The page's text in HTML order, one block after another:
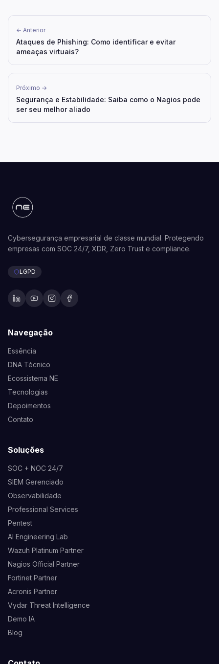
← Anterior
Ataques de Phishing: Como identificar e evitar
ameaças virtuais?
Próximo →
Segurança e Estabilidade: Saiba como o Nagios pode
ser seu melhor aliado
Cybersegurança empresarial de classe mundial. Protegendo
empresas com SOC 24/7, XDR, Zero Trust e compliance.
LGPD
Navegação
Essência
DNA Técnico
Ecossistema NE
Tecnologias
Depoimentos
Contato
Soluções
SOC + NOC 24/7
SIEM Gerenciado
Observabilidade
Professional Services
Pentest
AI Engineering Lab
Wazuh Platinum Partner
Nagios Official Partner
Fortinet Partner
Acronis Partner
Vydar Threat Intelligence
Demo IA
Blog